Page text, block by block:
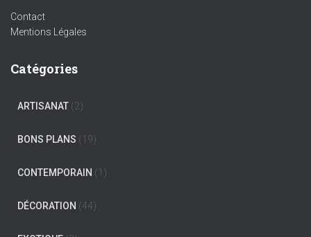
Contact
Mentions Légales
Catégories
ARTISANAT (2)
BONS PLANS (19)
CONTEMPORAIN (1)
DÉCORATION (44)